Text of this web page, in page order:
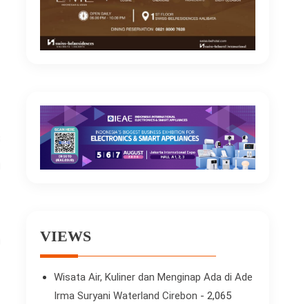
VIEWS
Wisata Air, Kuliner dan Menginap Ada di Ade
Irma Suryani Waterland Cirebon - 2,065